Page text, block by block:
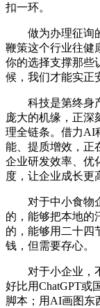
扣一环。
做为办理征询的
鞭策这个行业往健
你的选择支撑那些
候，我们才能实正
科技是第终身产
庞大的机缘，正深
理全链条。借力AI
能、提质增效，正
企业研发效率、优
度，让企业成长更
对于中小食物企
的，能够把本地的
的，能够用二十四
钱，但需要存心。
对于小企业，不
好比用ChatGPT或
脚本；用AI画图东